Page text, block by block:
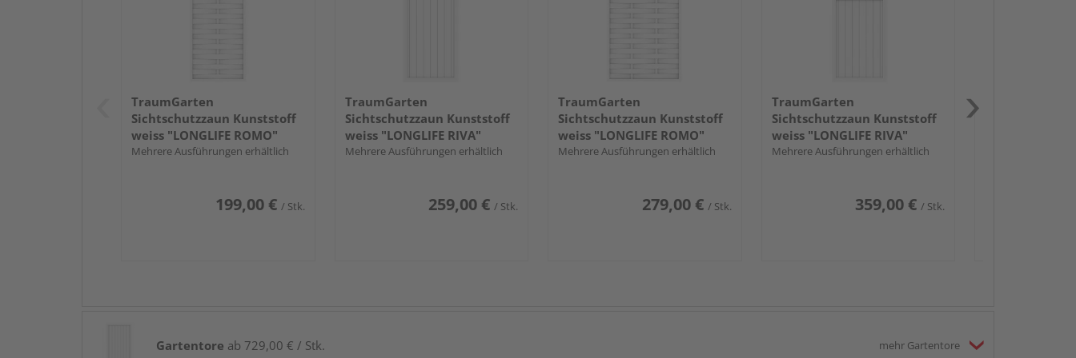
TraumGarten
Sichtschutzzaun Kunststoff
weiss "LONGLIFE ROMO"
Mehrere Ausführungen erhältlich
199,00 € / Stk.
TraumGarten
Sichtschutzzaun Kunststoff
weiss "LONGLIFE RIVA"
Mehrere Ausführungen erhältlich
259,00 € / Stk.
TraumGarten
Sichtschutzzaun Kunststoff
weiss "LONGLIFE ROMO"
Mehrere Ausführungen erhältlich
279,00 € / Stk.
TraumGarten
Sichtschutzzaun Kunststoff
weiss "LONGLIFE RIVA"
Mehrere Ausführungen erhältlich
359,00 € / Stk.
Gartentore ab 729,00 € / Stk. mehr Gartentore